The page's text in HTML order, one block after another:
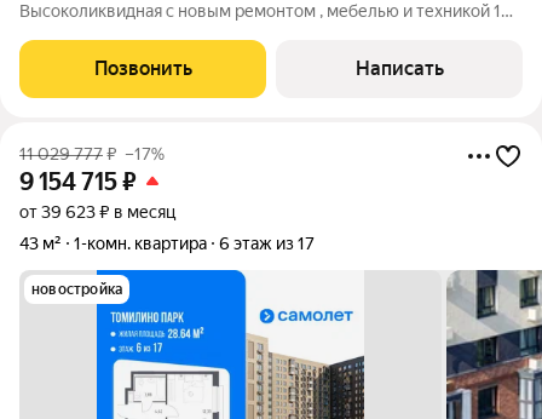
Высоколиквидная с новым ремонтом , мебелью и техникой 1
теплом доме серии П-44Т 2012 года постройки. ДО МЕТРО 8
МИНУТ ПЕШКОМ. ДОКУМЕНТЫ
Позвонить Написать
11 029 777₽ –17%
9 154 715₽
от 39 623 ₽ в месяц
43 м²
1-комн. квартира 6 этаж из 17
новостройка